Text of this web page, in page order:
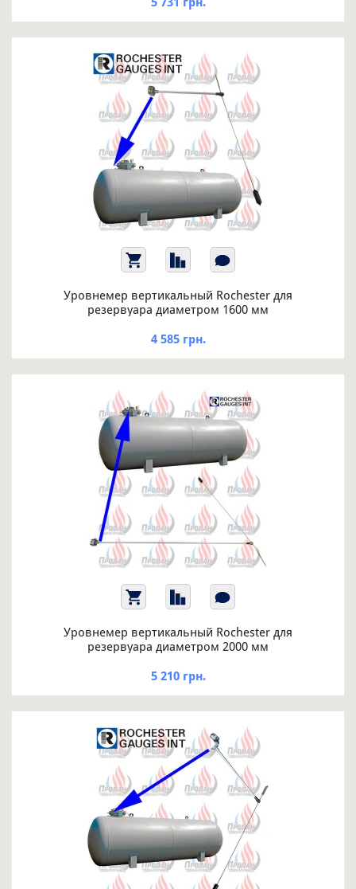
Уровнемер вертикальный Rochester для
резервуара диаметром 1600 мм
4 585 грн.
Уровнемер вертикальный Rochester для
резервуара диаметром 2000 мм
5 210 грн.